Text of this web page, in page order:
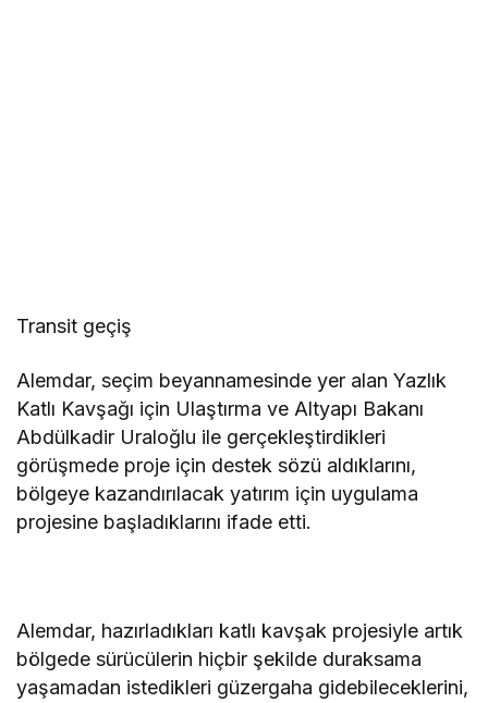
Transit geçiş
Alemdar, seçim beyannamesinde yer alan Yazlık
Katlı Kavşağı için Ulaştırma ve Altyapı Bakanı
Abdülkadir Uraloğlu ile gerçekleştirdikleri
görüşmede proje için destek sözü aldıklarını,
bölgeye kazandırılacak yatırım için uygulama
projesine başladıklarını ifade etti.
Alemdar, hazırladıkları katlı kavşak projesiyle artık
bölgede sürücülerin hiçbir şekilde duraksama
yaşamadan istedikleri güzergaha gidebileceklerini,